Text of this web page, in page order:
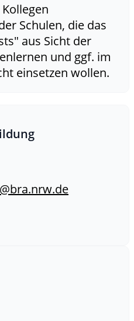
Schulen, die das
aus Sicht der
und ggf. im
einsetzen wollen.